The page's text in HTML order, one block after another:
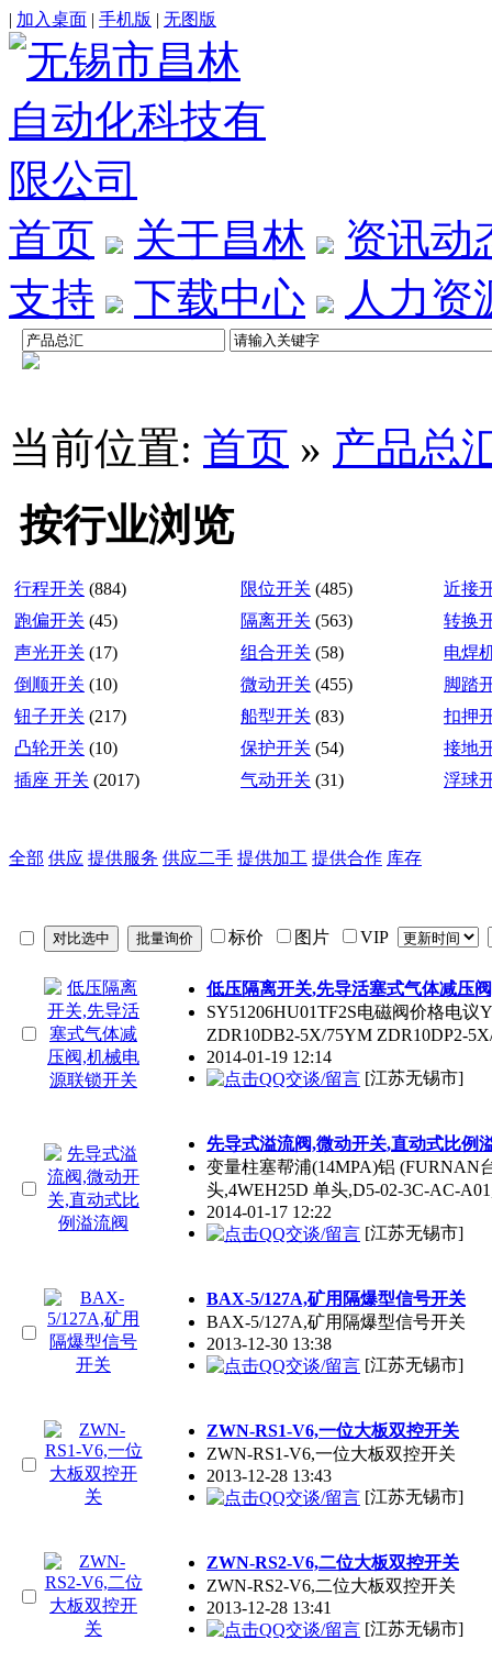
| 加入桌面 | 手机版 | 无图版
首页 关于昌林
资讯动
支持
下载中心 人力资
当前位置: 首页 » 产品总
按行业浏览
行程开关 (884) 限位开关 (485)
近接
跑偏开关 (45) 隔离开关 (563)
转换
声光开关 (17) 组合开关 (58)
电焊
倒顺开关 (10) 微动开关 (455)
脚踏
钮子开关 (217) 船型开关 (83)
扣押
凸轮开关 (10) 保护开关 (54)
接地
插座 开关 (2017) 气动开关 (31) 浮球
全部 供应 提供服务 供应二手 提供加工 提供合作 库存
标价 图片 VIP
低压隔离开关,先导活塞式气体减压
SY51206HU01TF2S电磁阀价格电
ZDR10DB2-5X/75YM ZDR10DP2-
2014-01-19 12:14
[江苏无锡市]
先导式溢流阀,微动开关,直动式比例
变量柱塞帮浦(14MPA)铝 (FURNAN
头,4WEH25D 单头,D5-02-3C-AC-
2014-01-17 12:22
[江苏无锡市]
BAX-5/127A,矿用隔爆型信号开关
BAX-5/127A,矿用隔爆型信号开关
2013-12-30 13:38
[江苏无锡市]
ZWN-RS1-V6,一位大板双控开关
ZWN-RS1-V6,一位大板双控开关
2013-12-28 13:43
[江苏无锡市]
ZWN-RS2-V6,二位大板双控开关
ZWN-RS2-V6,二位大板双控开关
2013-12-28 13:41
[江苏无锡市]